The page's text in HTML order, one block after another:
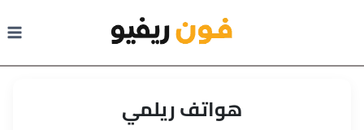
المحتوى
هواتف ريلمي